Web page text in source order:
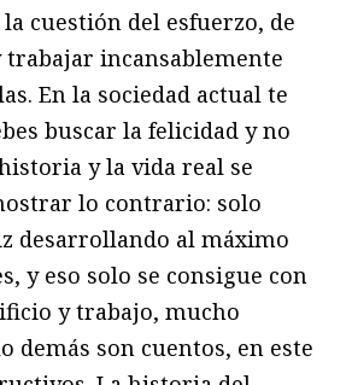
cuestión del esfuerzo, de
incansablemente
En la sociedad actual te
buscar la felicidad y no
y la vida real se
lo contrario: solo
desarrollando al máximo
y eso solo se consigue con
y trabajo, mucho
demás son cuentos, en este